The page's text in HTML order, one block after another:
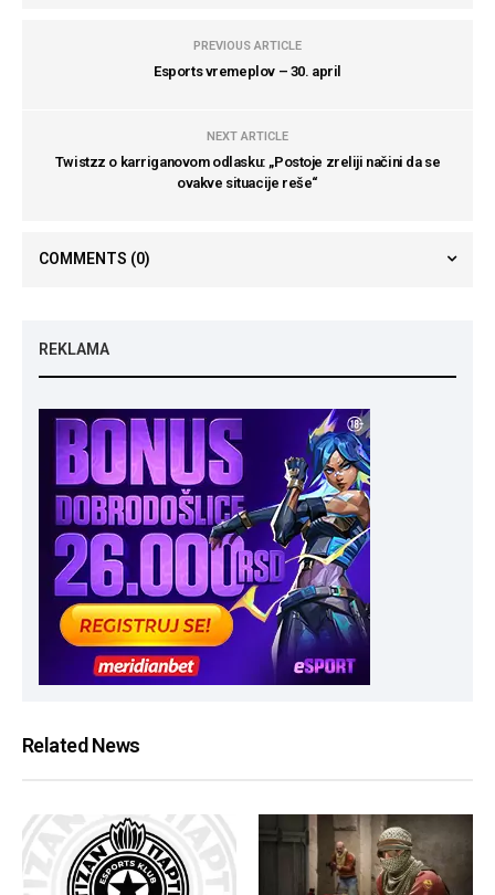
PREVIOUS ARTICLE
Esports vremeplov – 30. april
NEXT ARTICLE
Twistzz o karriganovom odlasku: „Postoje zreliji načini da se
ovakve situacije reše“
COMMENTS (0)
REKLAMA
Related News